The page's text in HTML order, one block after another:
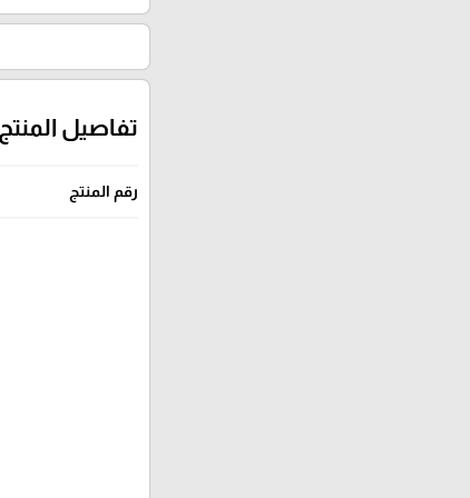
تفاصيل المنتج
رقم المنتج